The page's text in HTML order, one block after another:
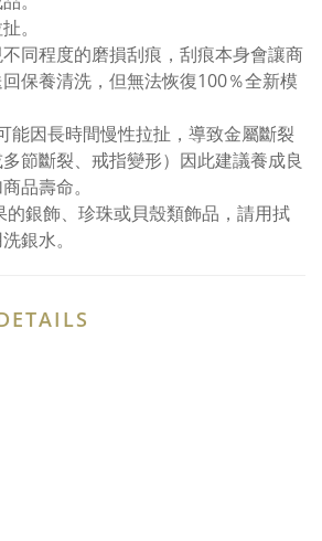
。
同程度的磨損刮痕，刮痕本身會讓商
保養清洗，但無法恢復100％全新模
能因長時間慢性拉扯，導致金屬斷裂
節斷裂、戒指變形）因此建議養成良
品壽命。
銀飾、珍珠或貝殼類飾品，請用拭
銀水。